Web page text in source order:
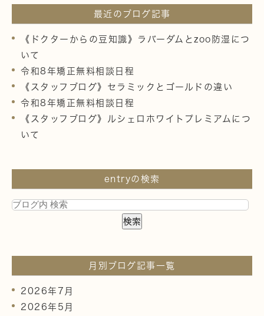
最近のブログ記事
《ドクターからの豆知識》ラバーダムとzoo防湿につ
いて
令和8年矯正無料相談日程
《スタッフブログ》セラミックとゴールドの違い
令和8年矯正無料相談日程
《スタッフブログ》ルシェロホワイトプレミアムにつ
いて
entryの検索
月別ブログ記事一覧
2026年7月
2026年5月